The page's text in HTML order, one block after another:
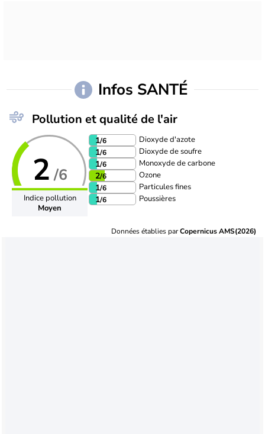
Infos SANTÉ
Pollution et qualité de l'air
2 /6
Indice pollution
Moyen
1/6 Dioxyde d'azote
1/6 Dioxyde de soufre
1/6 Monoxyde de carbone
2/6 Ozone
1/6 Particules fines
1/6 Poussières
Données établies parCopernicus AMS(2026)